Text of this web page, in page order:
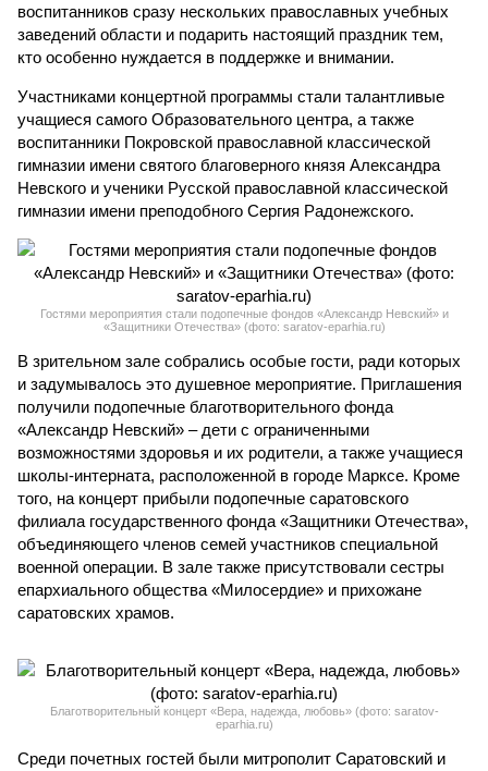
воспитанников сразу нескольких православных учебных
заведений области и подарить настоящий праздник тем,
кто особенно нуждается в поддержке и внимании.
Участниками концертной программы стали талантливые
учащиеся самого Образовательного центра, а также
воспитанники Покровской православной классической
гимназии имени святого благоверного князя Александра
Невского и ученики Русской православной классической
гимназии имени преподобного Сергия Радонежского.
Гостями мероприятия стали подопечные фондов «Александр Невский» и
«Защитники Отечества» (фото: saratov-eparhia.ru)
В зрительном зале собрались особые гости, ради которых
и задумывалось это душевное мероприятие. Приглашения
получили подопечные благотворительного фонда
«Александр Невский» – дети с ограниченными
возможностями здоровья и их родители, а также учащиеся
школы-интерната, расположенной в городе Марксе. Кроме
того, на концерт прибыли подопечные саратовского
филиала государственного фонда «Защитники Отечества»,
объединяющего членов семей участников специальной
военной операции. В зале также присутствовали сестры
епархиального общества «Милосердие» и прихожане
саратовских храмов.
Благотворительный концерт «Вера, надежда, любовь» (фото: saratov-
eparhia.ru)
Среди почетных гостей были митрополит Саратовский и